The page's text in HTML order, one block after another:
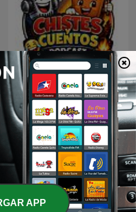
Chistes,cuentos
APP